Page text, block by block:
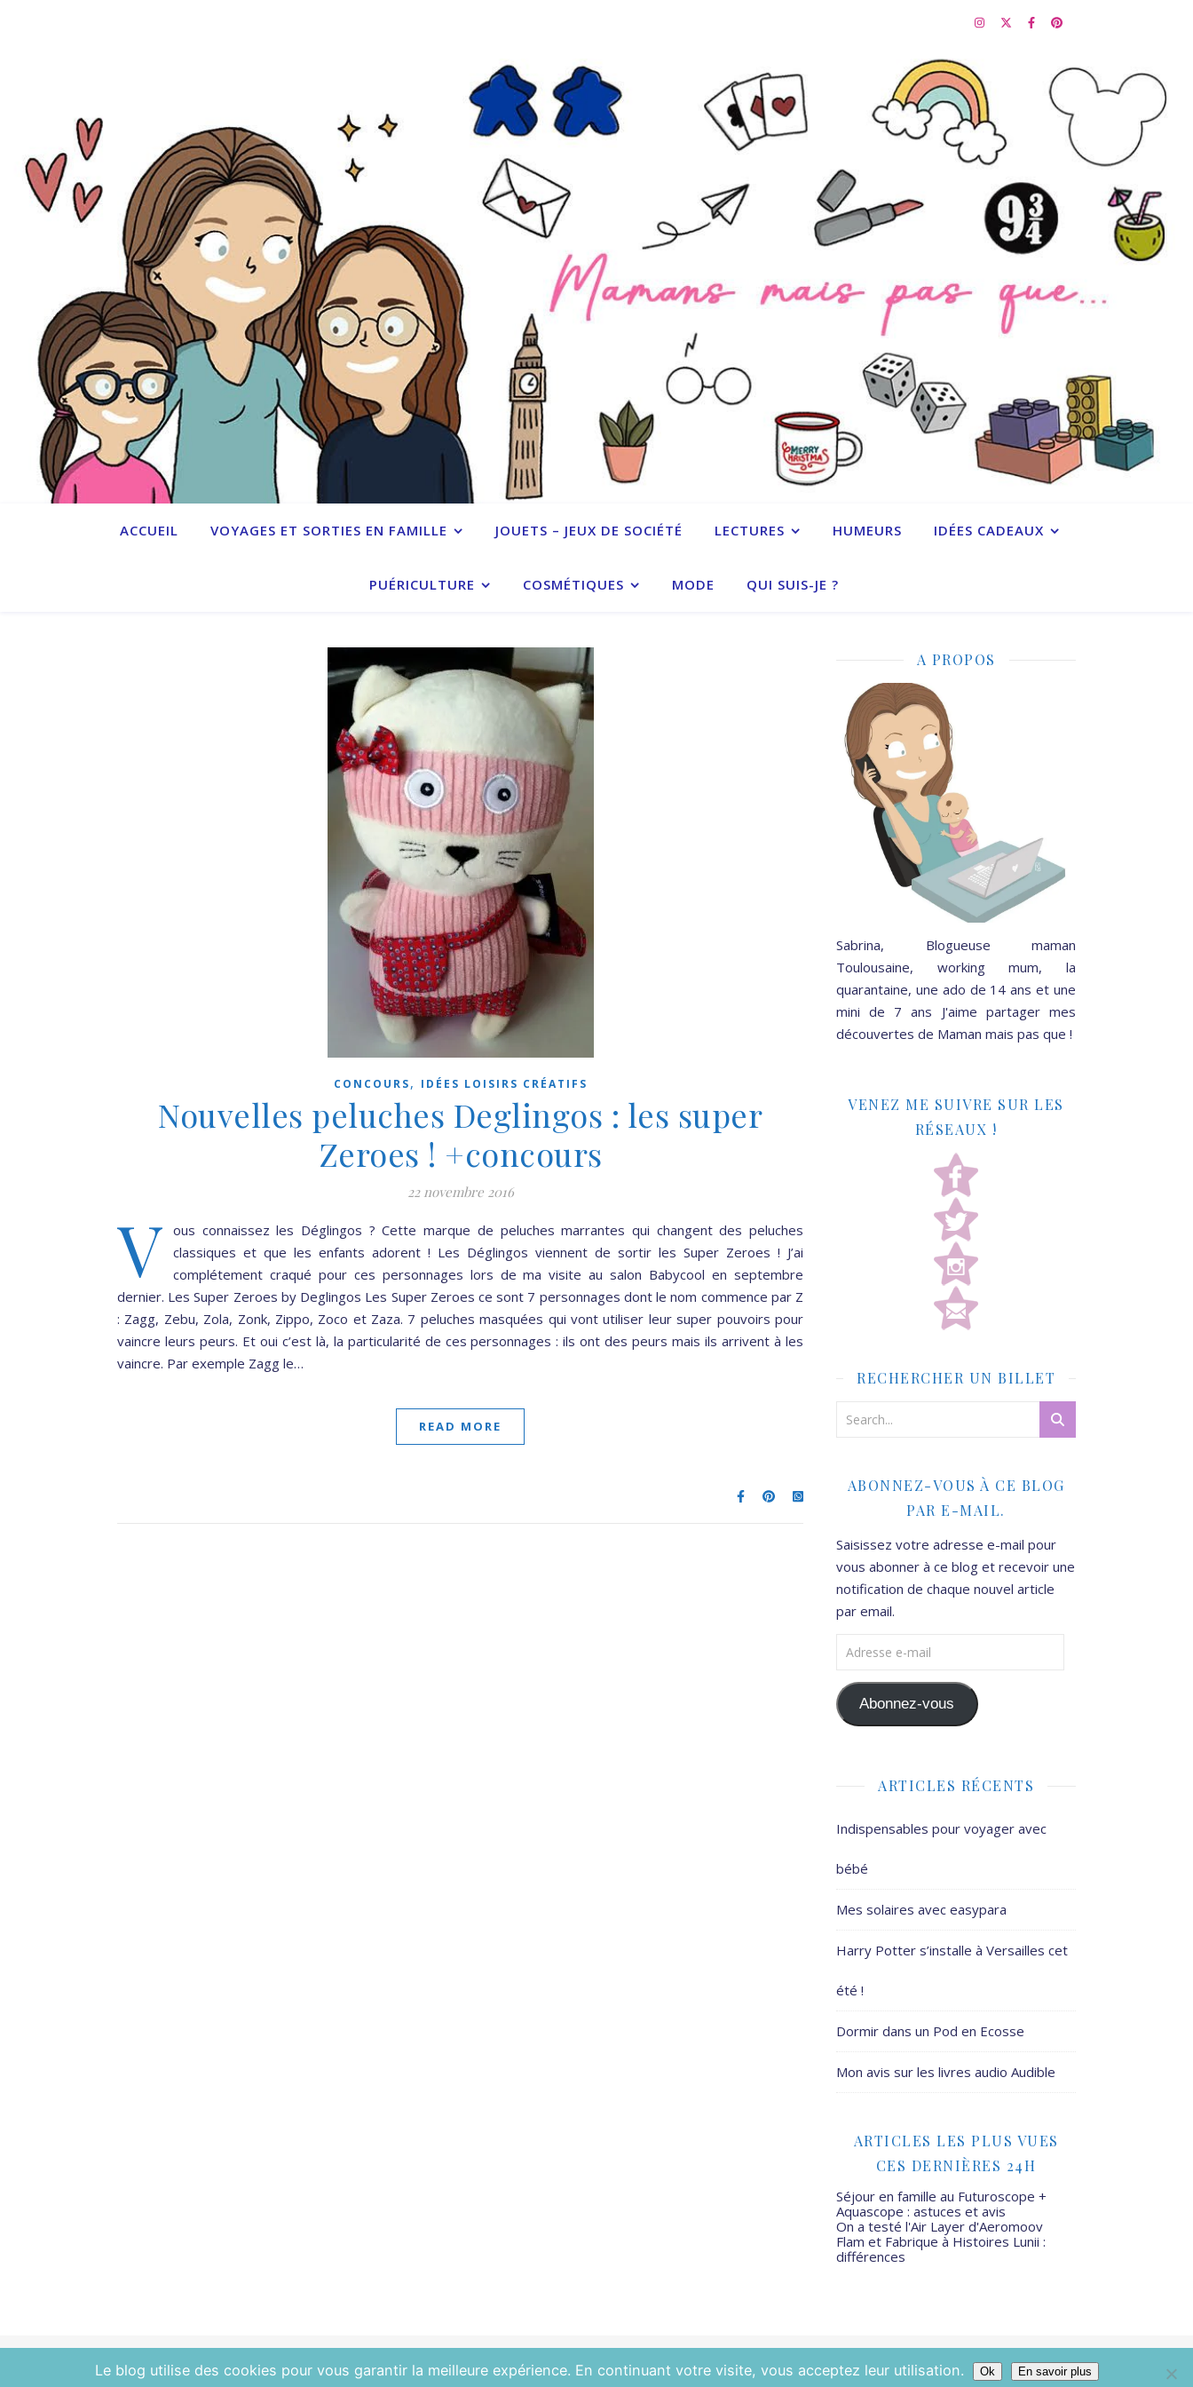
ACCUEIL VOYAGES ET SORTIES EN FAMILLE JOUETS – JEUX DE SOCIÉTÉ LECTURES HUMEURS IDÉES CADEAUX
PUÉRICULTURE COSMÉTIQUES MODE QUI SUIS-JE ?
CONCOURS, IDÉES LOISIRS CRÉATIFS
Nouvelles peluches Deglingos : les super
Zeroes ! +concours
22 novembre 2016
V ous connaissez les Déglingos ? Cette marque de peluches marrantes qui changent des peluches
classiques et que les enfants adorent ! Les Déglingos viennent de sortir les Super Zeroes ! J’ai
complétement craqué pour ces personnages lors de ma visite au salon Babycool en septembre
dernier. Les Super Zeroes by Deglingos Les Super Zeroes ce sont 7 personnages dont le nom commence par Z
: Zagg, Zebu, Zola, Zonk, Zippo, Zoco et Zaza. 7 peluches masquées qui vont utiliser leur super pouvoirs pour
vaincre leurs peurs. Et oui c’est là, la particularité de ces personnages : ils ont des peurs mais ils arrivent à les
vaincre. Par exemple Zagg le…
READ MORE
A PROPOS
Sabrina, Blogueuse maman
Toulousaine, working mum, la
quarantaine, une ado de 14 ans et une
mini de 7 ans J'aime partager mes
découvertes de Maman mais pas que !
VENEZ ME SUIVRE SUR LES
RÉSEAUX !
RECHERCHER UN BILLET
ABONNEZ-VOUS À CE BLOG
PAR E-MAIL.
Saisissez votre adresse e-mail pour
vous abonner à ce blog et recevoir une
notification de chaque nouvel article
par email.
Adresse e-mail
Abonnez-vous
ARTICLES RÉCENTS
Indispensables pour voyager avec
bébé
Mes solaires avec easypara
Harry Potter s’installe à Versailles cet
été !
Dormir dans un Pod en Ecosse
Mon avis sur les livres audio Audible
ARTICLES LES PLUS VUES
CES DERNIÈRES 24H
Séjour en famille au Futuroscope +
Aquascope : astuces et avis
On a testé l'Air Layer d'Aeromoov
Flam et Fabrique à Histoires Lunii :
différences
Mamans Mais Pas Que - 2026 ©
Le blog utilise des cookies pour vous garantir la meilleure expérience. En continuant votre visite, vous acceptez leur utilisation. Ok En savoir plus